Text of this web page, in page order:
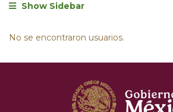
Show Sidebar
No se encontraron usuarios.